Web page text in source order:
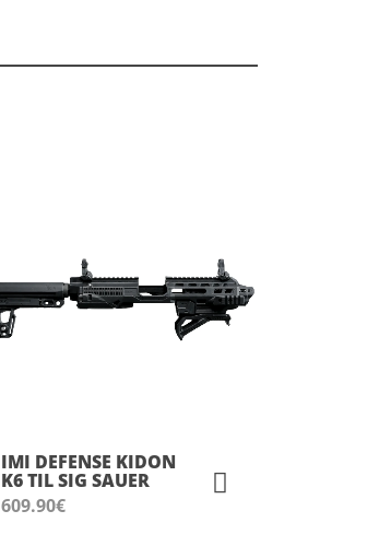
IMI DEFENSE KIDON
K6 TIL SIG SAUER
609.90€